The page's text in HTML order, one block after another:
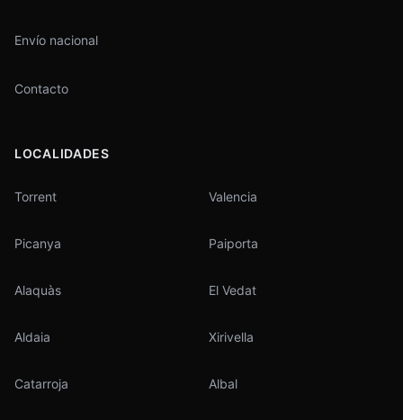
Envío nacional
Contacto
LOCALIDADES
Torrent Valencia
Picanya Paiporta
Alaquàs El Vedat
Aldaia Xirivella
Catarroja Albal